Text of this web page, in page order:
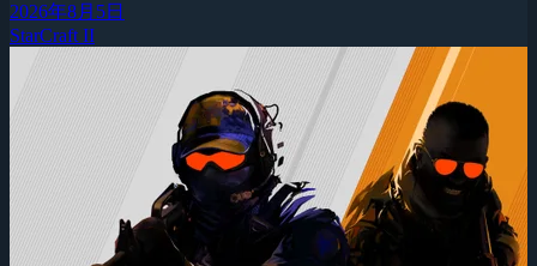
2026年8月5日
StarCraft II